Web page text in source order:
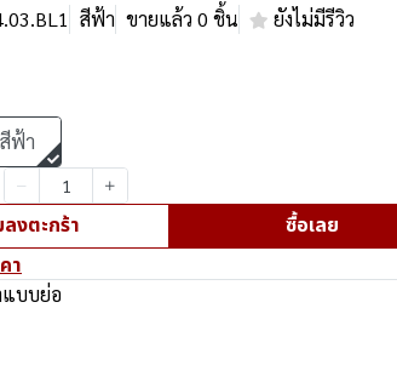
สีฟ้า ขายแล้ว 0 ชิ้น ยังไม่มีรีวิว
สีฟ้า
งตะกร้า
ซื้อเลย
า
บบย่อ